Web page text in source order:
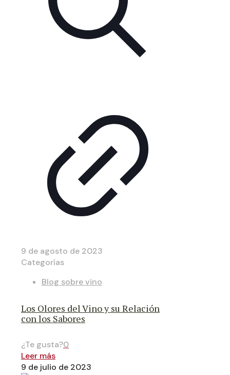
9 de agosto de 2023
Categorías
Blog sobre vino
Los Olores del Vino y su Relación
con los Sabores
¿Te gusta?0
Leer más
9 de julio de 2023